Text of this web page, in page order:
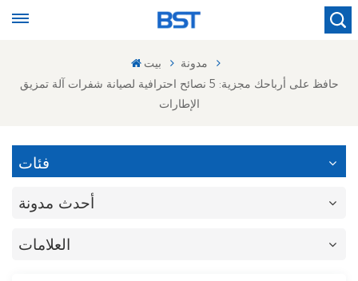
بيت
مدونة
حافظ على أرباحك مجزية: 5 نصائح احترافية لصيانة شفرات آلة تمزيق
الإطارات
فئات
أحدث مدونة
العلامات